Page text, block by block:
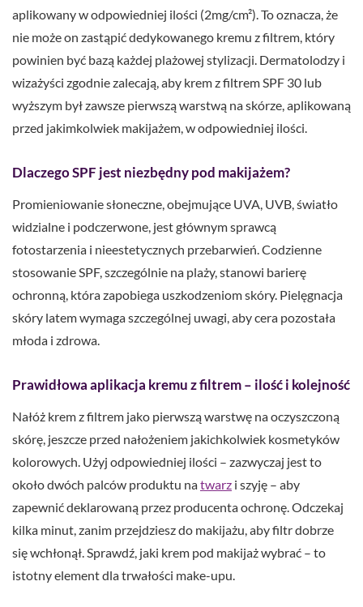
aplikowany w odpowiedniej ilości (2mg/cm²). To oznacza, że
nie może on zastąpić dedykowanego kremu z filtrem, który
powinien być bazą każdej plażowej stylizacji. Dermatolodzy i
wizażyści zgodnie zalecają, aby krem z filtrem SPF 30 lub
wyższym był zawsze pierwszą warstwą na skórze, aplikowaną
przed jakimkolwiek makijażem, w odpowiedniej ilości.
Dlaczego SPF jest niezbędny pod makijażem?
Promieniowanie słoneczne, obejmujące UVA, UVB, światło
widzialne i podczerwone, jest głównym sprawcą
fotostarzenia i nieestetycznych przebarwień. Codzienne
stosowanie SPF, szczególnie na plaży, stanowi barierę
ochronną, która zapobiega uszkodzeniom skóry. Pielęgnacja
skóry latem wymaga szczególnej uwagi, aby cera pozostała
młoda i zdrowa.
Prawidłowa aplikacja kremu z filtrem – ilość i kolejność
Nałóż krem z filtrem jako pierwszą warstwę na oczyszczoną
skórę, jeszcze przed nałożeniem jakichkolwiek kosmetyków
kolorowych. Użyj odpowiedniej ilości – zazwyczaj jest to
około dwóch palców produktu natwarz i szyję – aby
zapewnić deklarowaną przez producenta ochronę. Odczekaj
kilka minut, zanim przejdziesz do makijażu, aby filtr dobrze
się wchłonął. Sprawdź, jaki krem pod makijaż wybrać – to
istotny element dla trwałości make-upu.